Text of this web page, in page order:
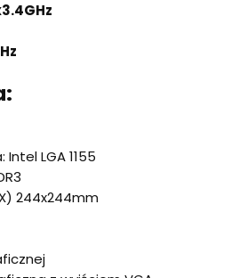
LGA 1155
244x244mm